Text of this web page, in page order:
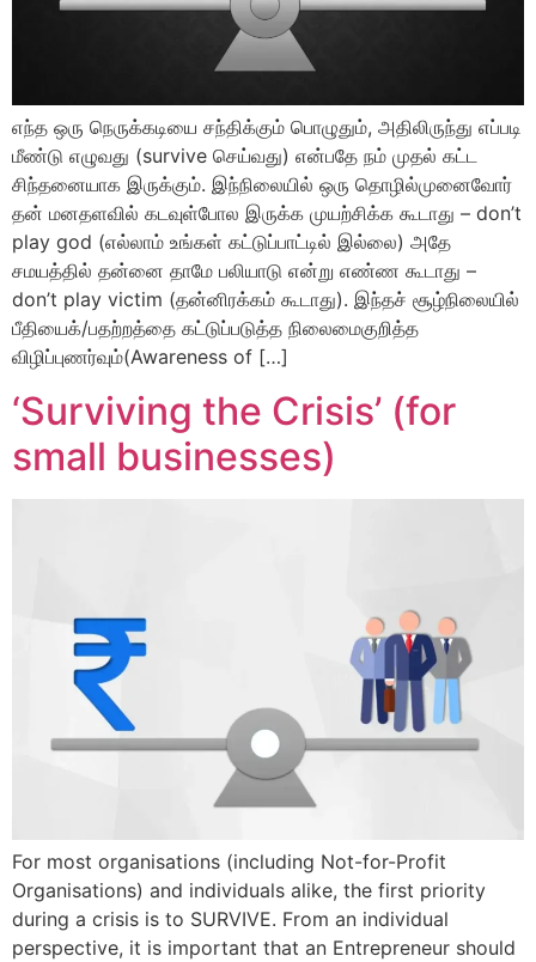
எந்த ஒரு நெருக்கடியை சந்திக்கும் பொழுதும், அதிலிருந்து எப்படி
மீண்டு எழுவது (survive செய்வது) என்பதே நம் முதல் கட்ட
சிந்தனையாக இருக்கும். இந்நிலையில் ஒரு தொழில்முனைவோர்
தன் மனதளவில் கடவுள்போல இருக்க முயற்சிக்க கூடாது – don’t
play god (எல்லாம் உங்கள் கட்டுப்பாட்டில் இல்லை) அதே
சமயத்தில் தன்னை தாமே பலியாடு என்று எண்ண கூடாது –
don’t play victim (தன்னிரக்கம் கூடாது). இந்தச் சூழ்நிலையில்
பீதியைக்/பதற்றத்தை கட்டுப்படுத்த நிலைமைகுறித்த
விழிப்புணர்வும்(Awareness of […]
‘Surviving the Crisis’ (for
small businesses)
For most organisations (including Not-for-Profit
Organisations) and individuals alike, the first priority
during a crisis is to SURVIVE. From an individual
perspective, it is important that an Entrepreneur should